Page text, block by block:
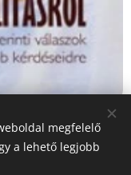
megfelelő
a lehető legjobb